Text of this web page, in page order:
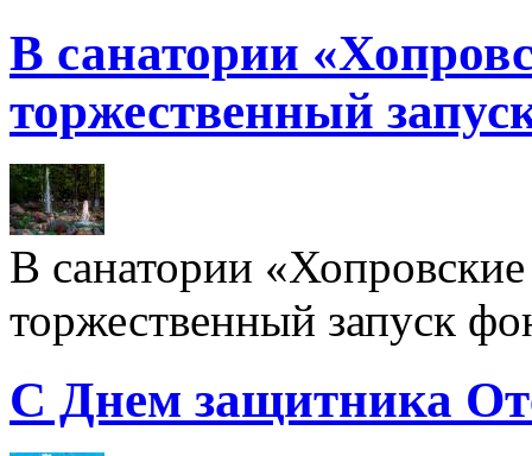
В санатории
торжественный
В санатории «Хопровские
торжественный запуск
С Днем защитника